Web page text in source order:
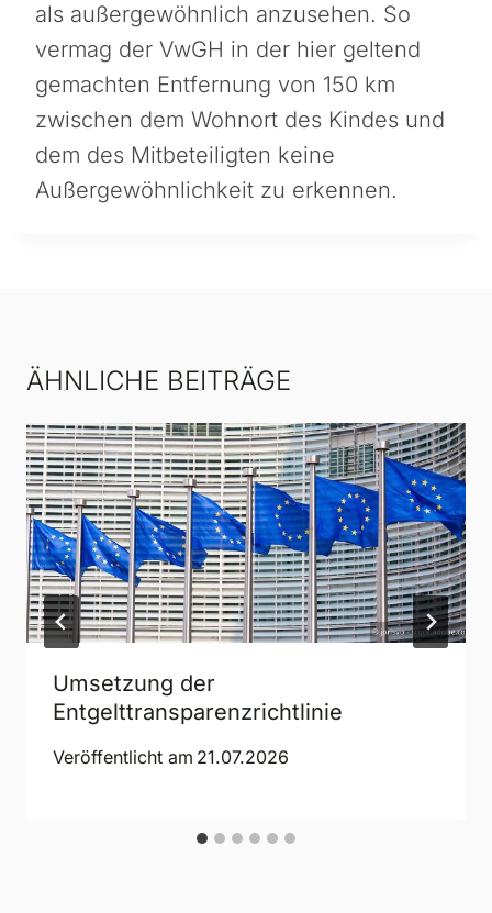
als außergewöhnlich anzusehen. So
vermag der VwGH in der hier geltend
gemachten Entfernung von 150 km
zwischen dem Wohnort des Kindes und
dem des Mitbeteiligten keine
Außergewöhnlichkeit zu erkennen.
ÄHNLICHE BEITRÄGE
Umsetzung der
Entgelttransparenzrichtlinie
Veröffentlicht am 21.07.2026